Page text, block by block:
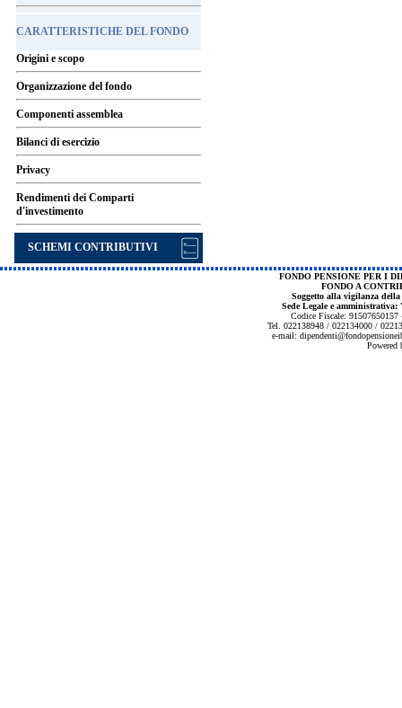
CARATTERISTICHE DEL FONDO
Origini e scopo
Organizzazione del fondo
Componenti assemblea
Bilanci di esercizio
Privacy
Rendimenti dei Comparti
d'investimento
SCHEMI CONTRIBUTIVI
FONDO PENSIONE PER I
FONDO A
Soggetto alla vigilanza
Sede Legale e amministrativa:
Codice Fiscale:
Tel. 022138948 / 022134000 /
e-mail:
Powered